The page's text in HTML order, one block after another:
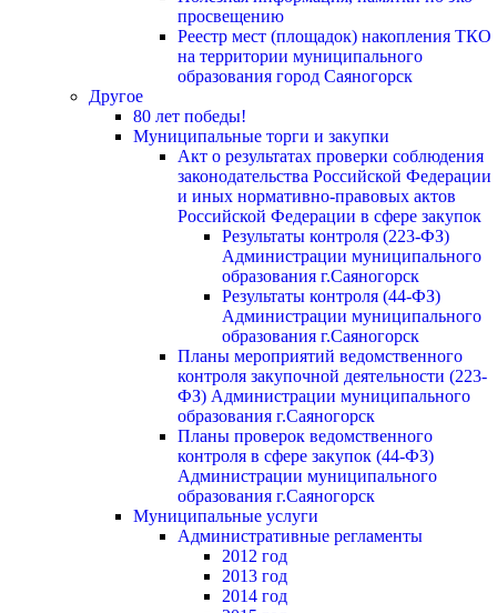
просвещению
Реестр мест (площадок) накопления ТКО
на территории муниципального
образования город Саяногорск
Другое
80 лет победы!
Муниципальные торги и закупки
Акт о результатах проверки соблюдения
законодательства Российской Федерации
и иных нормативно-правовых актов
Российской Федерации в сфере закупок
Результаты контроля (223-ФЗ)
Администрации муниципального
образования г.Саяногорск
Результаты контроля (44-ФЗ)
Администрации муниципального
образования г.Саяногорск
Планы мероприятий ведомственного
контроля закупочной деятельности (223-
ФЗ) Администрации муниципального
образования г.Саяногорск
Планы проверок ведомственного
контроля в сфере закупок (44-ФЗ)
Администрации муниципального
образования г.Саяногорск
Муниципальные услуги
Административные регламенты
2012 год
2013 год
2014 год